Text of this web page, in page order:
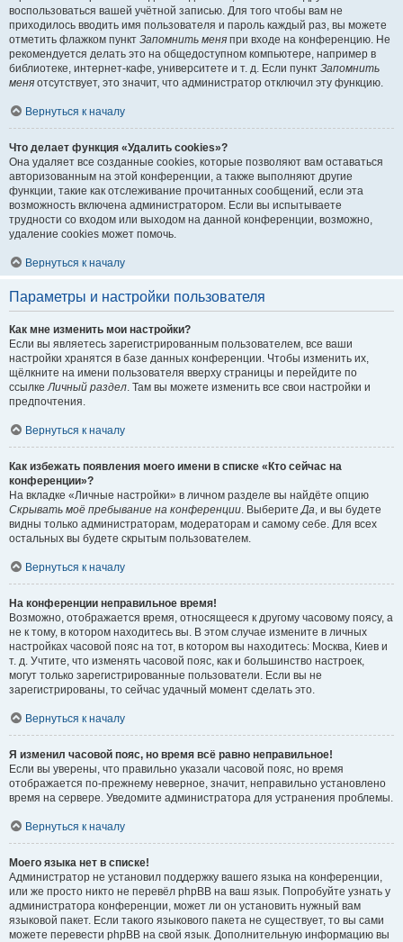
воспользоваться вашей учётной записью. Для того чтобы вам не
приходилось вводить имя пользователя и пароль каждый раз, вы можете
отметить флажком пункт Запомнить меня при входе на конференцию. Не
рекомендуется делать это на общедоступном компьютере, например в
библиотеке, интернет-кафе, университете и т. д. Если пункт Запомнить
меня отсутствует, это значит, что администратор отключил эту функцию.
Вернуться к началу
Что делает функция «Удалить cookies»?
Она удаляет все созданные cookies, которые позволяют вам оставаться
авторизованным на этой конференции, а также выполняют другие
функции, такие как отслеживание прочитанных сообщений, если эта
возможность включена администратором. Если вы испытываете
трудности со входом или выходом на данной конференции, возможно,
удаление cookies может помочь.
Вернуться к началу
Параметры и настройки пользователя
Как мне изменить мои настройки?
Если вы являетесь зарегистрированным пользователем, все ваши
настройки хранятся в базе данных конференции. Чтобы изменить их,
щёлкните на имени пользователя вверху страницы и перейдите по
ссылкеЛичный раздел. Там вы можете изменить все свои настройки и
предпочтения.
Вернуться к началу
Как избежать появления моего имени в списке «Кто сейчас на
конференции»?
На вкладке «Личные настройки» в личном разделе вы найдёте опцию
Скрывать моё пребывание на конференции. ВыберитеДа, и вы будете
видны только администраторам, модераторам и самому себе. Для всех
остальных вы будете скрытым пользователем.
Вернуться к началу
На конференции неправильное время!
Возможно, отображается время, относящееся к другому часовому поясу, а
не к тому, в котором находитесь вы. В этом случае измените в личных
настройках часовой пояс на тот, в котором вы находитесь: Москва, Киев и
т. д. Учтите, что изменять часовой пояс, как и большинство настроек,
могут только зарегистрированные пользователи. Если вы не
зарегистрированы, то сейчас удачный момент сделать это.
Вернуться к началу
Я изменил часовой пояс, но время всё равно неправильное!
Если вы уверены, что правильно указали часовой пояс, но время
отображается по-прежнему неверное, значит, неправильно установлено
время на сервере. Уведомите администратора для устранения проблемы.
Вернуться к началу
Моего языка нет в списке!
Администратор не установил поддержку вашего языка на конференции,
или же просто никто не перевёл phpBB на ваш язык. Попробуйте узнать у
администратора конференции, может ли он установить нужный вам
языковой пакет. Если такого языкового пакета не существует, то вы сами
можете перевести phpBB на свой язык. Дополнительную информацию вы